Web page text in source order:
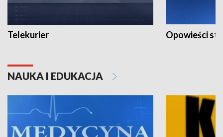
Telekurier Opowieści
NAUKA I EDUKACJA